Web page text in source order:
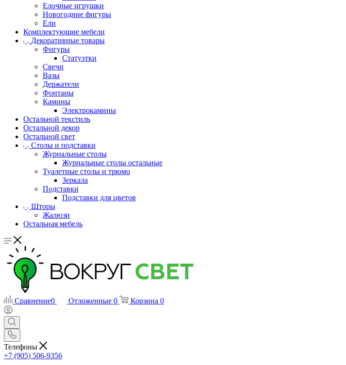
Елочные игрушки
Новогодние фигуры
Ели
Комплектующие мебели
Декоративные товары
Фигуры
Статуэтки
Свечи
Вазы
Держатели
Фонтаны
Камины
Электрокамины
Остальной текстиль
Остальной декор
Остальной свет
Столы и подставки
Журнальные столы
Журнальные столы остальные
Туалетные столы и трюмо
Зеркала
Подставки
Подставки для цветов
Шторы
Жалюзи
Остальная мебель
Сравнение0 Отложенные 0 Корзина 0
Телефоны
+7 (905) 506-9356